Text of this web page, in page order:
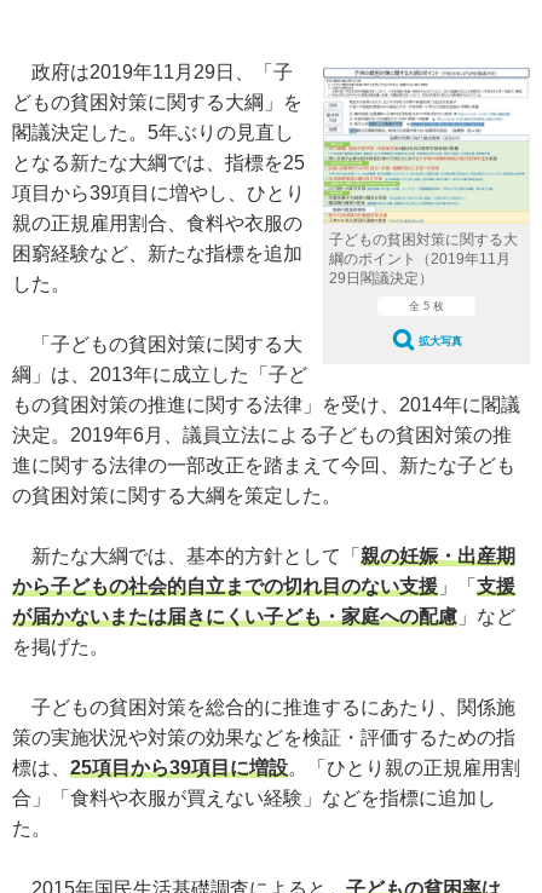
子どもの貧困対策に関する大
綱のポイント（2019年11月
29日閣議決定）
全 5 枚
拡大写真
政府は2019年11月29日、「子
どもの貧困対策に関する大綱」を
閣議決定した。5年ぶりの見直し
となる新たな大綱では、指標を25
項目から39項目に増やし、ひとり
親の正規雇用割合、食料や衣服の
困窮経験など、新たな指標を追加
した。
「子どもの貧困対策に関する大
綱」は、2013年に成立した「子ど
もの貧困対策の推進に関する法律」を受け、2014年に閣議
決定。2019年6月、議員立法による子どもの貧困対策の推
進に関する法律の一部改正を踏まえて今回、新たな子ども
の貧困対策に関する大綱を策定した。
新たな大綱では、基本的方針として「 親の妊娠・出産期
から子どもの社会的自立までの切れ目のない支援 」「 支援
が届かないまたは届きにくい子ども・家庭への配慮 」など
を掲げた。
子どもの貧困対策を総合的に推進するにあたり、関係施
策の実施状況や対策の効果などを検証・評価するための指
標は、 25項目から39項目に増設。「ひとり親の正規雇用割
合」「食料や衣服が買えない経験」などを指標に追加し
た。
2015年国民生活基礎調査によると、 子どもの貧困率は